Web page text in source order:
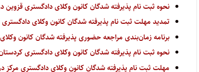
نحوه ثبت نام پذیرفته شدگان کانون وکلای دادگستری قزوین در
تمدید مهلت ثبت نام پذیرفته شدگان کانون وکلای دادگستری
برنامه زمان‌بندی مراجعه حضوری پذیرفته شدگان کانون وکلای
نحوه ثبت نام پذیرفته شدگان کانون وکلای دادگستری کردستان
مهلت ثبت نام پذیرفته شدگان کانون وکلای دادگستری مرکز در آزمون وکالت